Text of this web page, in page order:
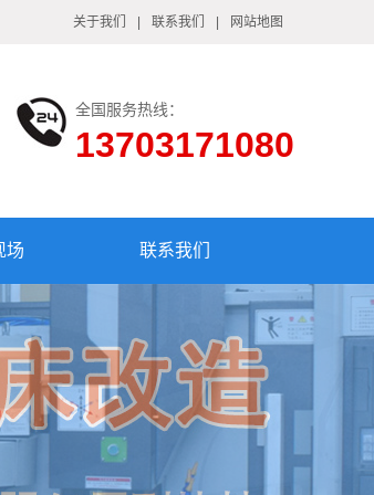
关于我们 联系我们 网站地图
全国服务热线：
13703171080
场 联系我们